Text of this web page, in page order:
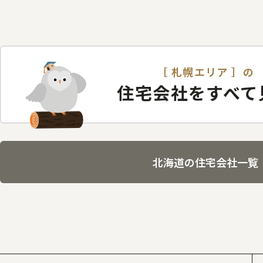
［ 札幌エリア ］の
住宅会社をすべ
北海道の住宅会社一覧